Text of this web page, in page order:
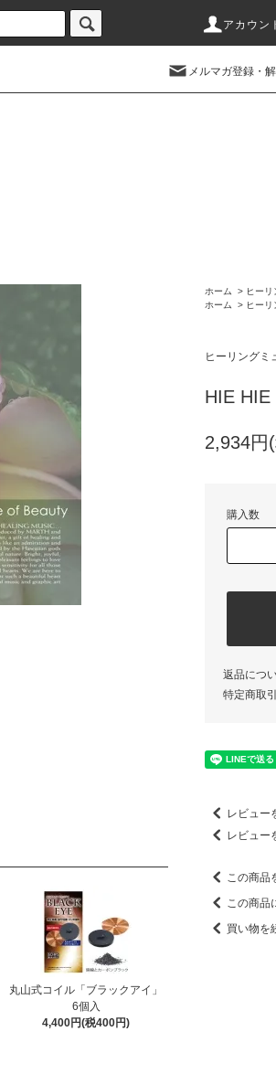
アカウン
メルマガ登録・
丸山式コイル「ブラックアイ」
6個入
4,400円(税400円)
ホーム > ヒーリ
ホーム
> ヒーリ
ヒーリングミ
HIE HIE
2,934円
購入数
返品につ
特定商取
レビュー
レビュー
この商品
この商品
買い物を